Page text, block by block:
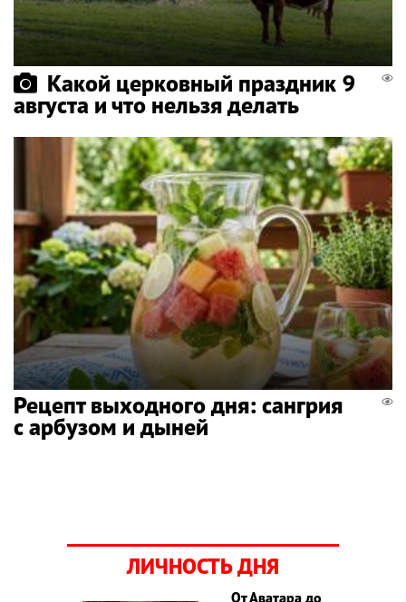
Какой церковный праздник 9
августа и что нельзя делать
Рецепт выходного дня: сангрия
с арбузом и дыней
ЛИЧНОСТЬ ДНЯ
От Аватара до